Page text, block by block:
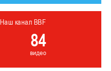
Наш канал BBF
84
видео